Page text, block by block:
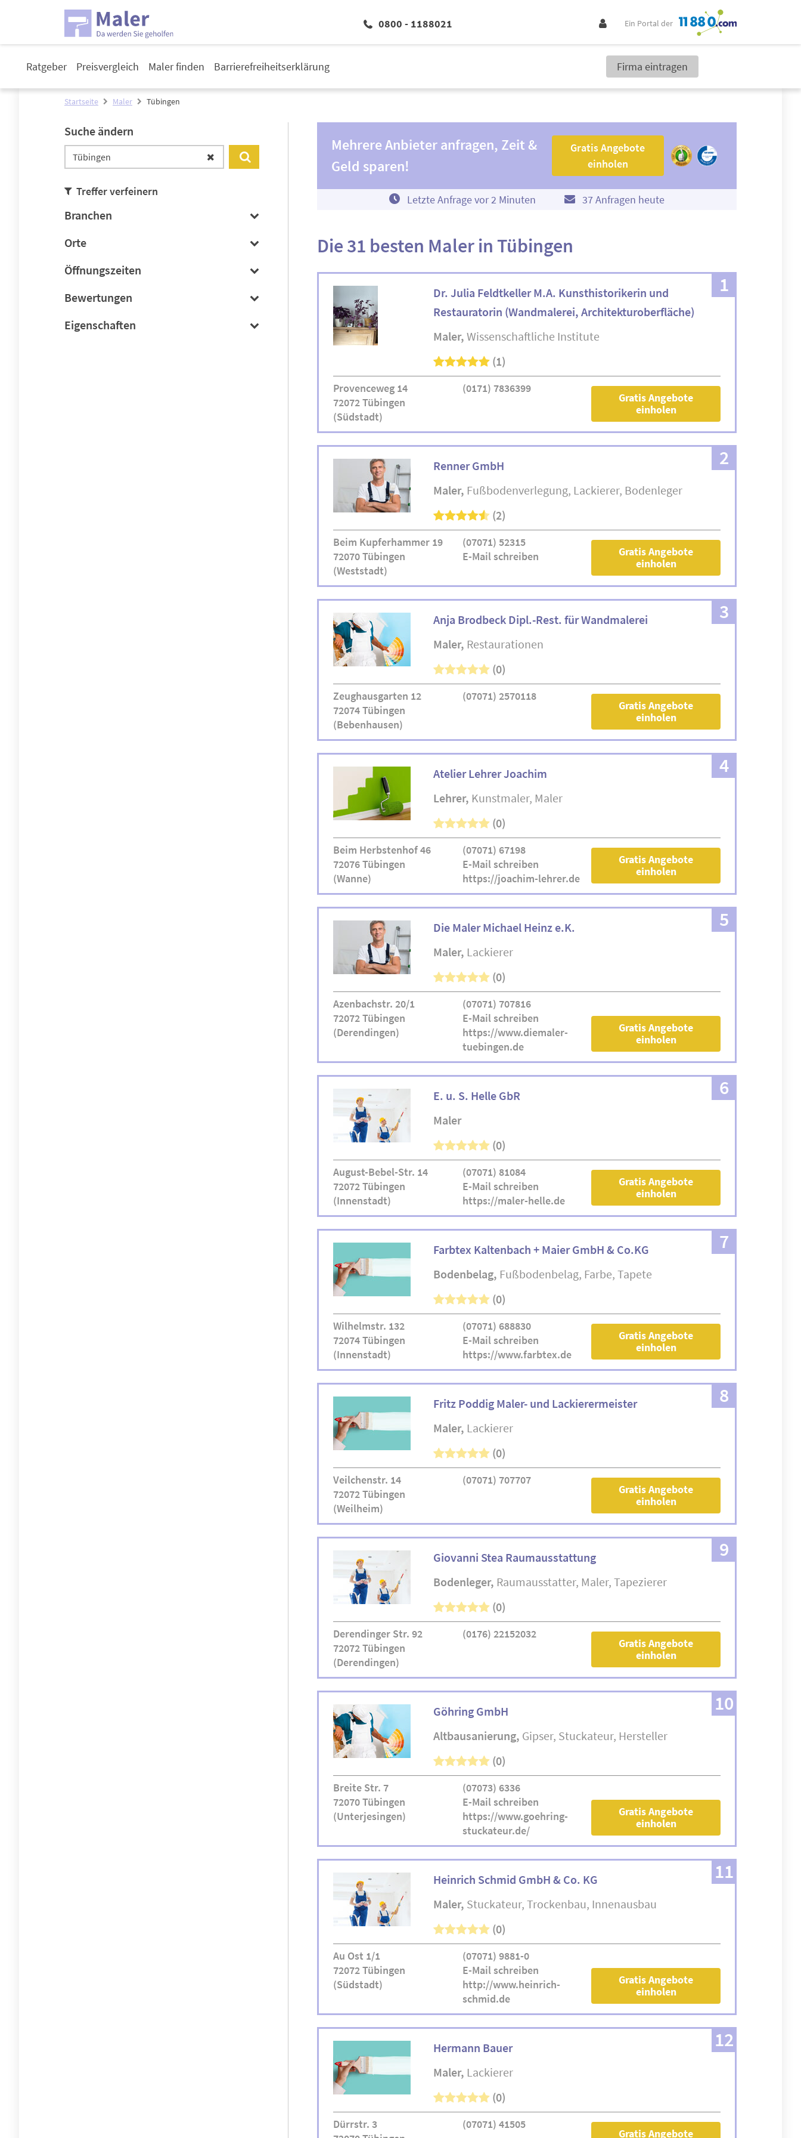
0800 - 1188021 Ein Portal der
Ratgeber Preisvergleich Maler finden Barrierefreiheitserklärung Firma eintragen
Startseite Maler Tübingen
Suche ändern
Treffer verfeinern
Branchen
Orte
Öffnungszeiten
Bewertungen
Eigenschaften
Mehrere Anbieter anfragen, Zeit &
Geld sparen!
Gratis Angebote
einholen
Letzte Anfrage vor2 Minuten 37 Anfragen heute
Die 31 besten Maler in Tübingen
1
Dr. Julia Feldtkeller M.A. Kunsthistorikerin und
Restauratorin (Wandmalerei, Architekturoberfläche)
Maler Wissenschaftliche Institute
(1)
Provenceweg 14
72072 Tübingen
(Südstadt)
(0171) 7836399
Gratis Angebote
einholen
2
Renner GmbH
Maler Fußbodenverlegung Lackierer Bodenleger
(2)
Beim Kupferhammer 19
72070 Tübingen
(Weststadt)
(07071) 52315
E-Mail schreiben
Gratis Angebote
einholen
3
Anja Brodbeck Dipl.-Rest. für Wandmalerei
Maler Restaurationen
(0)
Zeughausgarten 12
72074 Tübingen
(Bebenhausen)
(07071) 2570118
Gratis Angebote
einholen
4
Atelier Lehrer Joachim
Lehrer Kunstmaler Maler
(0)
Beim Herbstenhof 46
72076 Tübingen
(Wanne)
(07071) 67198
E-Mail schreiben
https://joachim-lehrer.de
Gratis Angebote
einholen
5
Die Maler Michael Heinz e.K.
Maler Lackierer
(0)
Azenbachstr. 20/1
72072 Tübingen
(Derendingen)
(07071) 707816
E-Mail schreiben
https://www.diemaler-
tuebingen.de
Gratis Angebote
einholen
6
E. u. S. Helle GbR
Maler
(0)
August-Bebel-Str. 14
72072 Tübingen
(Innenstadt)
(07071) 81084
E-Mail schreiben
https://maler-helle.de
Gratis Angebote
einholen
7
Farbtex Kaltenbach + Maier GmbH & Co.KG
Bodenbelag Fußbodenbelag Farbe Tapete
(0)
Wilhelmstr. 132
72074 Tübingen
(Innenstadt)
(07071) 688830
E-Mail schreiben
https://www.farbtex.de
Gratis Angebote
einholen
8
Fritz Poddig Maler- und Lackierermeister
Maler Lackierer
(0)
Veilchenstr. 14
72072 Tübingen
(Weilheim)
(07071) 707707
Gratis Angebote
einholen
9
Giovanni Stea Raumausstattung
Bodenleger Raumausstatter Maler Tapezierer
(0)
Derendinger Str. 92
72072 Tübingen
(Derendingen)
(0176) 22152032
Gratis Angebote
einholen
10
Göhring GmbH
Altbausanierung Gipser Stuckateur Hersteller
(0)
Breite Str. 7
72070 Tübingen
(Unterjesingen)
(07073) 6336
E-Mail schreiben
https://www.goehring-
stuckateur.de/
Gratis Angebote
einholen
11
Heinrich Schmid GmbH & Co. KG
Maler Stuckateur Trockenbau Innenausbau
(0)
Au Ost 1/1
72072 Tübingen
(Südstadt)
(07071) 9881-0
E-Mail schreiben
http://www.heinrich-
schmid.de
Gratis Angebote
einholen
12
Hermann Bauer
Maler Lackierer
(0)
Dürrstr. 3
(07071) 41505
Gratis Angebote